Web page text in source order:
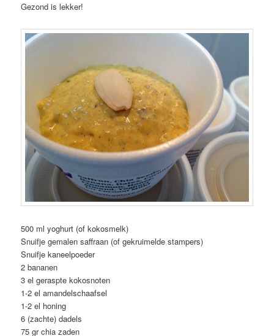
Gezond is lekker!
500 ml yoghurt (of kokosmelk)
Snuifje gemalen saffraan (of gekruimelde stampers)
Snuifje kaneelpoeder
2 bananen
3 el geraspte kokosnoten
1-2 el amandelschaafsel
1-2 el honing
6 (zachte) dadels
75 gr chia zaden